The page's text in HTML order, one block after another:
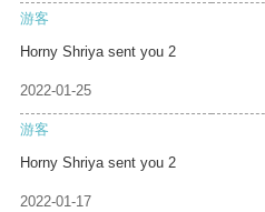
游客
Horny Shriya sent you 2
2022-01-25
游客
Horny Shriya sent you 2
2022-01-17